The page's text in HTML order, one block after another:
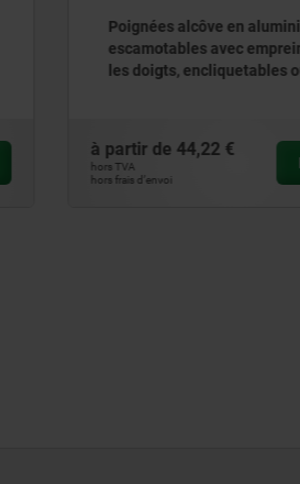
Poignées alcôve en
à partir de 3,48 €
hors TVA
hors frais d’envoi